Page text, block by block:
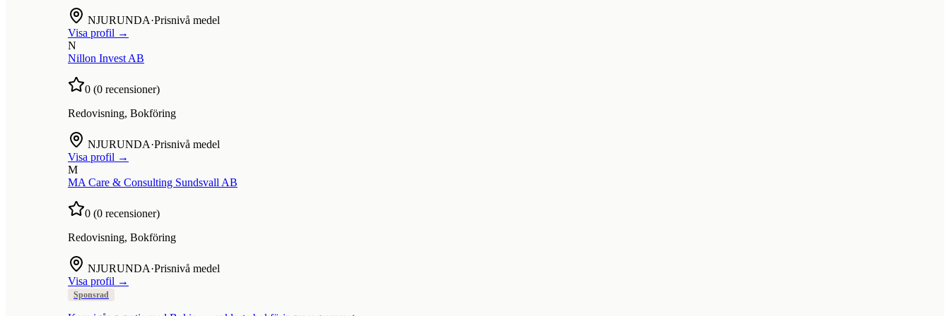
NJURUNDA·Prisnivå medel
Visa profil →
N
Nillon Invest AB
0 (0 recensioner)
Redovisning, Bokföring
NJURUNDA·Prisnivå medel
Visa profil →
M
MA Care & Consulting Sundsvall AB
0 (0 recensioner)
Redovisning, Bokföring
NJURUNDA·Prisnivå medel
Visa profil →
Sponsrad